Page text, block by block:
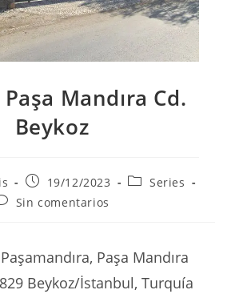
Mandıra Cd.
Beykoz
Publicación
la
19/12/2023
Categoría
Series
Sin comentarios
Paşamandıra, Paşa Mandıra
Beykoz/İstanbul, Turquía